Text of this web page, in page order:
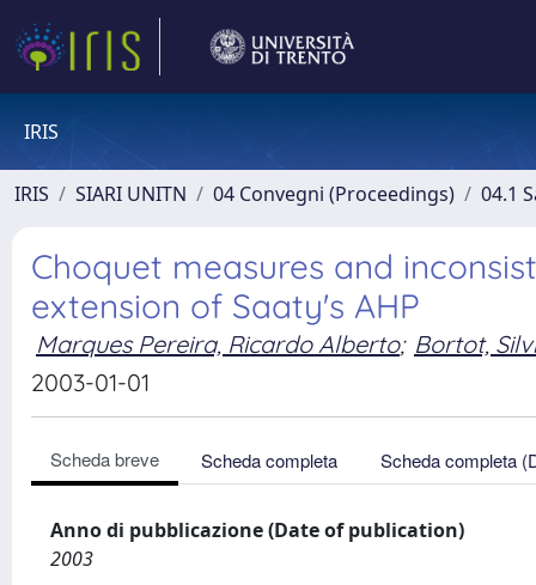
IRIS
IRIS SIARI UNITN 04 Convegni (Proceedings) 04.1
Choquet measures and
extension of Saaty's AHP
Marques Pereira, Ricardo Alberto; Bortot,
2003-01-01
Scheda breve Scheda completa Scheda completa
Anno di pubblicazione (Date of publication)
2003